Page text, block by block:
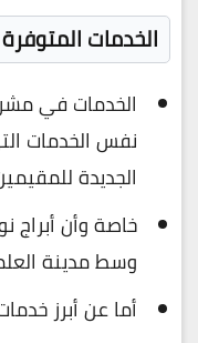
الخدمات
نفس الخدمات
الجديدة
خاصة وأن أبراج
وسط مدينة
أما عن أبرز